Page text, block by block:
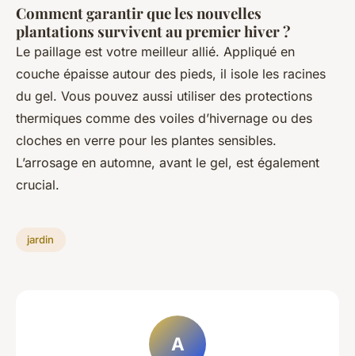
Comment garantir que les nouvelles
plantations survivent au premier hiver ?
Le paillage est votre meilleur allié. Appliqué en
couche épaisse autour des pieds, il isole les racines
du gel. Vous pouvez aussi utiliser des protections
thermiques comme des voiles d’hivernage ou des
cloches en verre pour les plantes sensibles.
L’arrosage en automne, avant le gel, est également
crucial.
jardin
A